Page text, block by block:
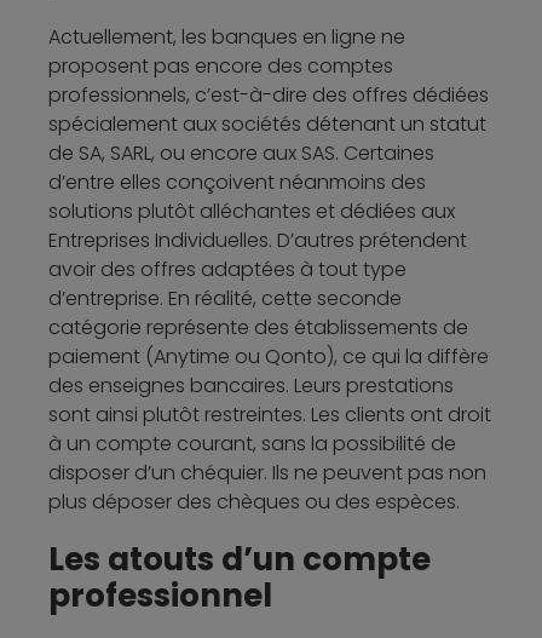
Actuellement, les banques en ligne ne
proposent pas encore des comptes
professionnels, c’est-à-dire des offres dédiées
spécialement aux sociétés détenant un statut
de SA, SARL, ou encore aux SAS. Certaines
d’entre elles conçoivent néanmoins des
solutions plutôt alléchantes et dédiées aux
Entreprises Individuelles. D’autres prétendent
avoir des offres adaptées à tout type
d’entreprise. En réalité, cette seconde
catégorie représente des établissements de
paiement (Anytime ou Qonto), ce qui la diffère
des enseignes bancaires. Leurs prestations
sont ainsi plutôt restreintes. Les clients ont droit
à un compte courant, sans la possibilité de
disposer d’un chéquier. Ils ne peuvent pas non
plus déposer des chèques ou des espèces.
Les atouts d’un compte
professionnel